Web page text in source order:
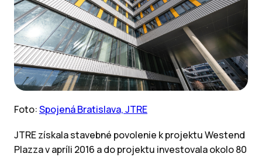
Foto:Spojená Bratislava, JTRE
JTRE získala stavebné povolenie k projektu Westend
Plazza v apríli 2016 a do projektu investovala okolo 80